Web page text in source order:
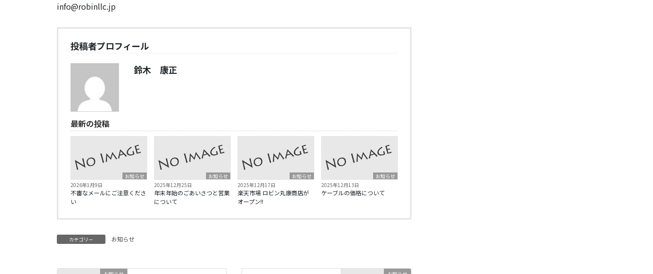
info@robinllc.jp
投稿者プロフィール
鈴木 康正
最新の投稿
お知らせ
2026年1月9日
不審なメールにご注意くださ
い
お知らせ
2025年12月25日
年末年始のごあいさつと営業
について
お知らせ
2025年12月17日
楽天市場 ロビン丸康商店が
オープン!!
お知らせ
2025年12月13日
ケーブルの価格について
カテゴリー お知らせ